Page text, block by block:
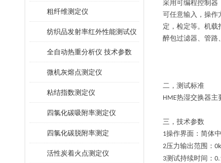
粗纤维测定仪
纺织品发射率红外性能测试仪
全自动热重分析仪 技术参数
微机灰熔点测定仪
粘结指数测定仪
四氯化碳吸附率测定仪
四氯化碳脱附率测定
活性炭着火点测定仪
采用可编程控制器
可任意输入，操作
定 ，检定等。机载
醉包过滤器、管路
二， 测试标准
HME热湿交换器主
三， 技术参数
1操作界面：简体
2压力输出范围 ： 0
3测试持续时间：